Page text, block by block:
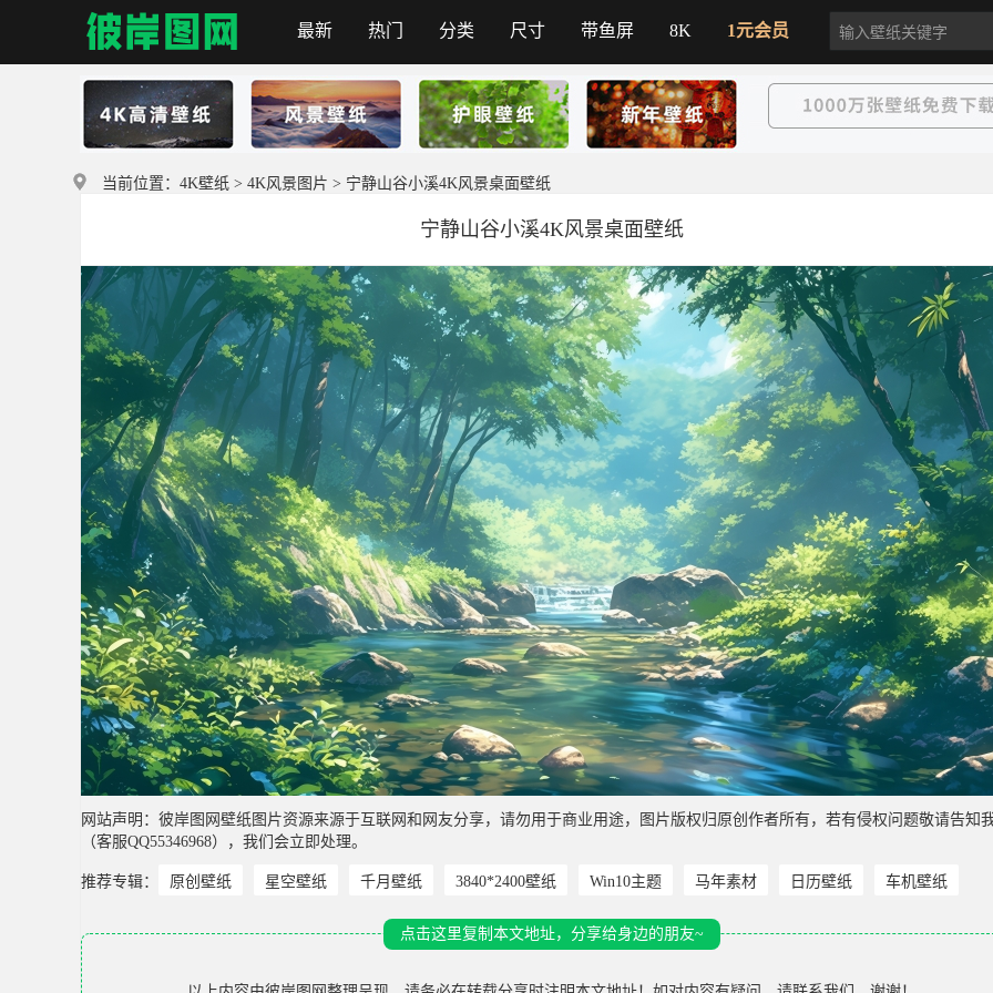
彼岸图网
最新 热门 分类 尺寸 带鱼屏 8K 1元会员
当前位置： 4K壁纸 > 4K风景图片 > 宁静山谷小溪4K风景桌面壁纸
宁静山谷小溪4K风景桌面壁纸
网站声明：彼岸图网壁纸图片资源来源于互联网和网友分享，请勿用于商业用途，图片版权归原创作者所有，若有侵权问题敬请告知
（客服QQ55346968），我们会立即处理。
推荐专辑： 原创壁纸 星空壁纸 千月壁纸 3840*2400壁纸 Win10主题 马年素材 日历壁纸 车机壁纸
点击这里复制本文地址，分享给身边的朋友~